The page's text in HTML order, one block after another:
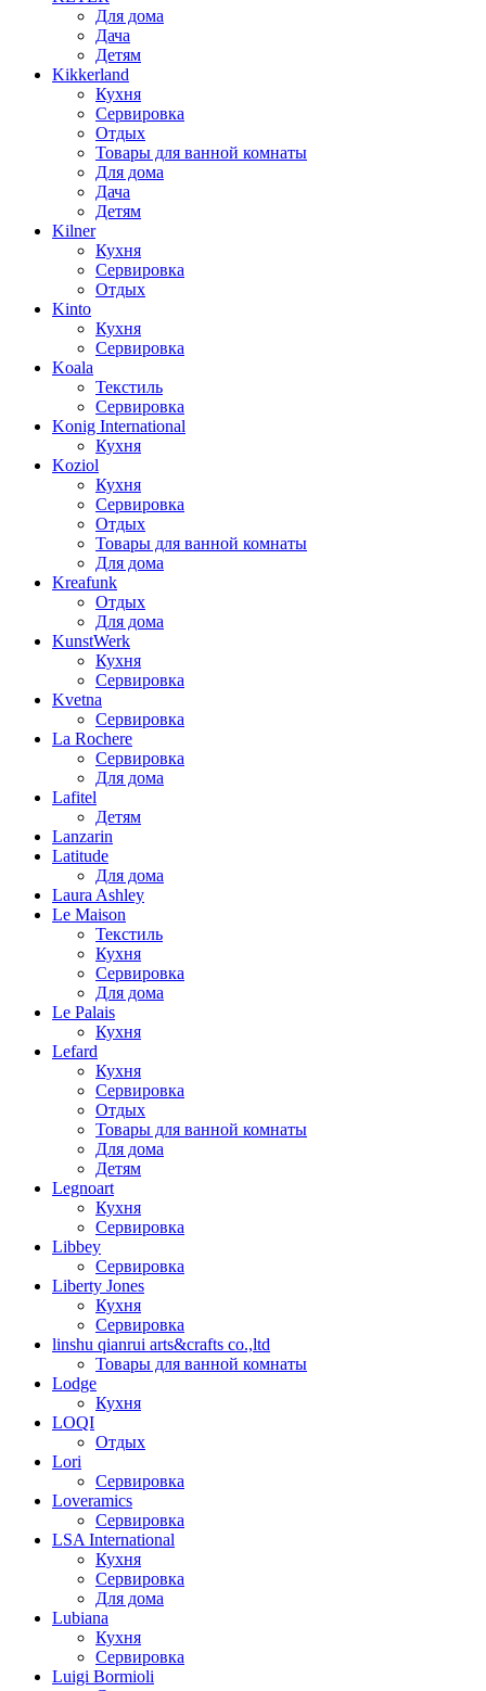
Для дома
Дача
Детям
Kikkerland
Кухня
Сервировка
Отдых
Товары для ванной комнаты
Для дома
Дача
Детям
Kilner
Кухня
Сервировка
Отдых
Kinto
Кухня
Сервировка
Koala
Текстиль
Сервировка
Konig International
Кухня
Koziol
Кухня
Сервировка
Отдых
Товары для ванной комнаты
Для дома
Kreafunk
Отдых
Для дома
KunstWerk
Кухня
Сервировка
Kvetna
Сервировка
La Rochere
Сервировка
Для дома
Lafitel
Детям
Lanzarin
Latitude
Для дома
Laura Ashley
Le Maison
Текстиль
Кухня
Сервировка
Для дома
Le Palais
Кухня
Lefard
Кухня
Сервировка
Отдых
Товары для ванной комнаты
Для дома
Детям
Legnoart
Кухня
Сервировка
Libbey
Сервировка
Liberty Jones
Кухня
Сервировка
linshu qianrui arts&crafts co.,ltd
Товары для ванной комнаты
Lodge
Кухня
LOQI
Отдых
Lori
Сервировка
Loveramics
Сервировка
LSA International
Кухня
Сервировка
Для дома
Lubiana
Кухня
Сервировка
Luigi Bormioli